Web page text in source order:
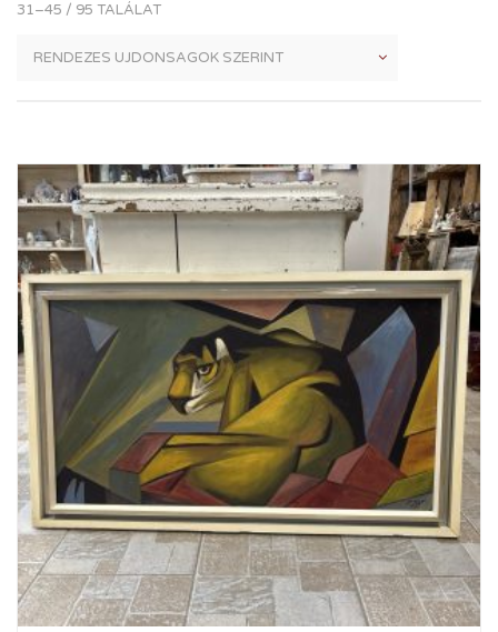
31–45 / 95 TALÁLAT